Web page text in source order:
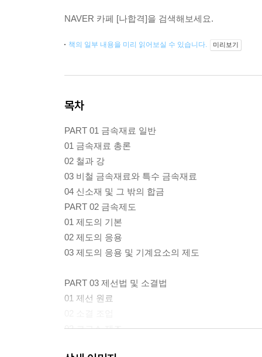
NAVER 카페 [나합격]을 검색해보세요.
책의 일부 내용을 미리 읽어보실 수 있습니다. 미리보기
목차
PART 01 금속재료 일반
01 금속재료 총론
02 철과 강
03 비철 금속재료와 특수 금속재료
04 신소재 및 그 밖의 합금
PART 02 금속제도
01 제도의 기본
02 제도의 응용
03 제도의 응용 및 기계요소의 제도
PART 03 제선법 및 소결법
01 제선 원료
03 코크스 제조